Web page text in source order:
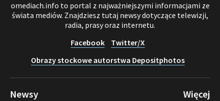
omediach.info to portal z najważniejszymi informacjami ze
świata mediów. Znajdziesz tutaj newsy dotyczące telewizji,
radia, prasy oraz internetu.
Facebook
Twitter/X
Obrazy stockowe autorstwa Depositphotos
Newsy Więcej